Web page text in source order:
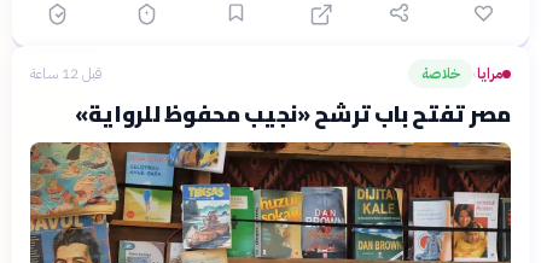
مرايا› خلاصة قبل 12 ساعة
مصر تفتح باب ترشح «نجيب محفوظ للرواية»